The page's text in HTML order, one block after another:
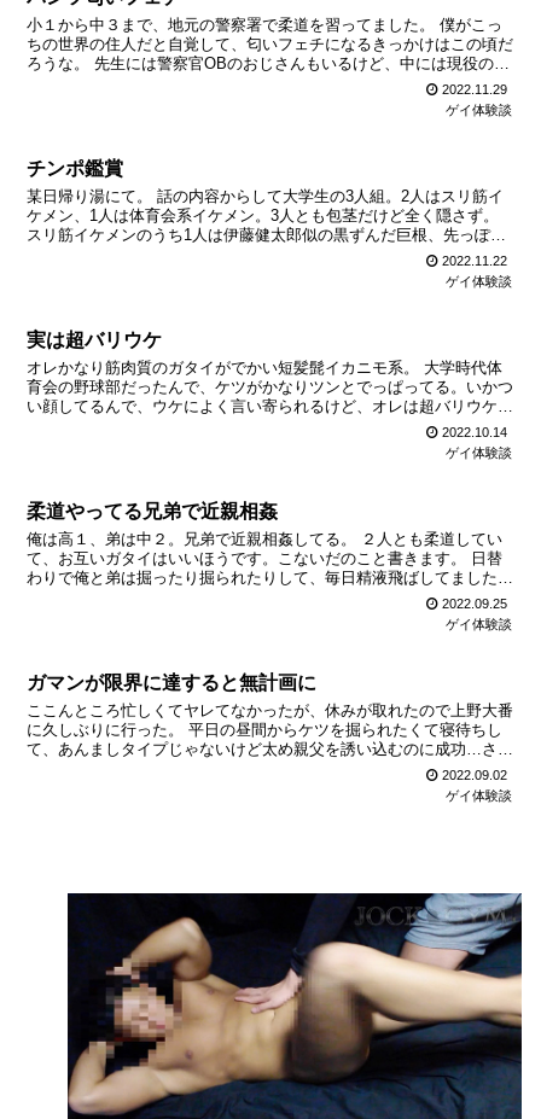
小１から中３まで、地元の警察署で柔道を習ってました。 僕がこっ
ちの世界の住人だと自覚して、匂いフェチになるきっかけはこの頃だ
ろうな。 先生には警察官OBのおじさんもいるけど、中には現役のお
まわりさんもいました。 どの先生も短髪で鍛えられた身... 2022.11.29
ゲイ体験談
チンポ鑑賞
某日帰り湯にて。 話の内容からして大学生の3人組。2人はスリ筋イ
ケメン、1人は体育会系イケメン。3人とも包茎だけど全く隠さず。
スリ筋イケメンのうち1人は伊藤健太郎似の黒ずんだ巨根、先っぽが
少しだけ見えてる。 もう1人のスリ筋は山田涼介似の完...
2022.11.22
ゲイ体験談
実は超バリウケ
オレかなり筋肉質のガタイがでかい短髪髭イカニモ系。 大学時代体
育会の野球部だったんで、ケツがかなりツンとでっぱってる。いかつ
い顔してるんで、ウケによく言い寄られるけど、オレは超バリウケ。
起きてる間はチンポのことしか考えてねー。生堀り、ケツ...2022.10.14
ゲイ体験談
柔道やってる兄弟で近親相姦
俺は高１、弟は中２。兄弟で近親相姦してる。 ２人とも柔道してい
て、お互いガタイはいいほうです。こないだのこと書きます。 日替
わりで俺と弟は掘ったり掘られたりして、毎日精液飛ばしてました。
その日は、俺が弟を掘る日でした。 俺が学校から帰ってき...2022.09.25
ゲイ体験談
ガマンが限界に達すると無計画に
ここんところ忙しくてヤレてなかったが、休みが取れたので上野大番
に久しぶりに行った。 平日の昼間からケツを掘られたくて寝待ちし
て、あんましタイプじゃないけど太め親父を誘い込むのに成功…さっ
そくナマ交尾開始。 タバコ臭いキスで唾を飲まされ、たま...2022.09.02
ゲイ体験談